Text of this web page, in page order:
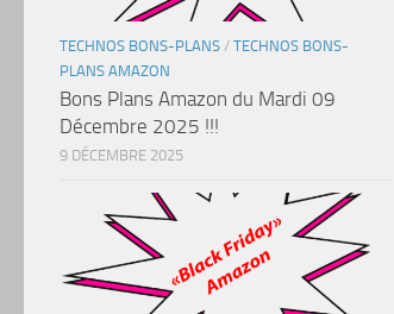
TECHNOS BONS-PLANS / TECHNOS BONS-
PLANS AMAZON
Bons Plans Amazon du Mardi 09
Décembre 2025 !!!
9 DÉCEMBRE 2025